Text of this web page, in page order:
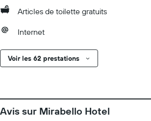
Articles de toilette gratuits
Internet
Voir les 62 prestations
Avis sur Mirabello Hotel